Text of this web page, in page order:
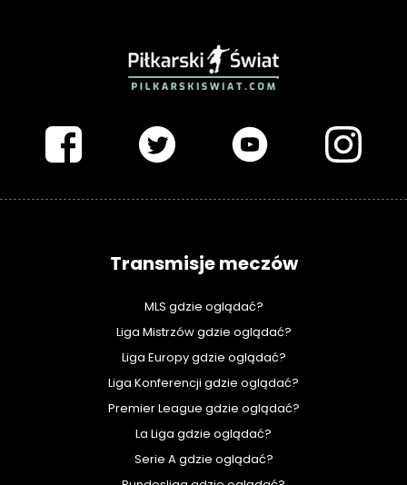
Transmisje meczów
MLS gdzie oglądać?
Liga Mistrzów gdzie oglądać?
Liga Europy gdzie oglądać?
Liga Konferencji gdzie oglądać?
Premier League gdzie oglądać?
La Liga gdzie oglądać?
Serie A gdzie oglądać?